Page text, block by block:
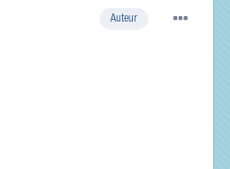
Auteur